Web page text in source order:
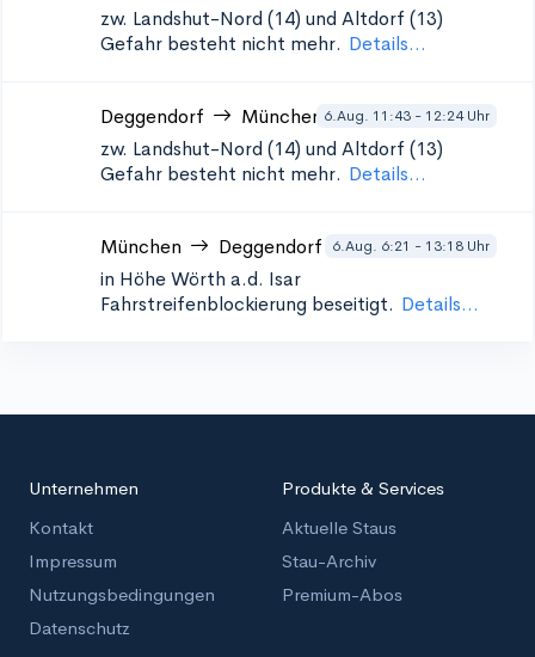
zw. Landshut-Nord (14) und Altdorf (13)
Gefahr besteht nicht mehr. Details...
Deggendorf München 6.Aug. 11:43 - 12:24 Uhr
zw. Landshut-Nord (14) und Altdorf (13)
Gefahr besteht nicht mehr. Details...
München Deggendorf 6.Aug. 6:21 - 13:18 Uhr
in Höhe Wörth a.d. Isar
Fahrstreifenblockierung beseitigt. Details...
Unternehmen
Kontakt
Impressum
Nutzungsbedingungen
Datenschutz
Produkte & Services
Aktuelle Staus
Stau-Archiv
Premium-Abos